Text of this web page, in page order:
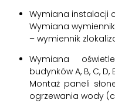
Wymiana instalacji
Wymiana
– wymiennik
Wymiana
budynków A, B, C, D,
Montaż paneli
ogrzewania wody